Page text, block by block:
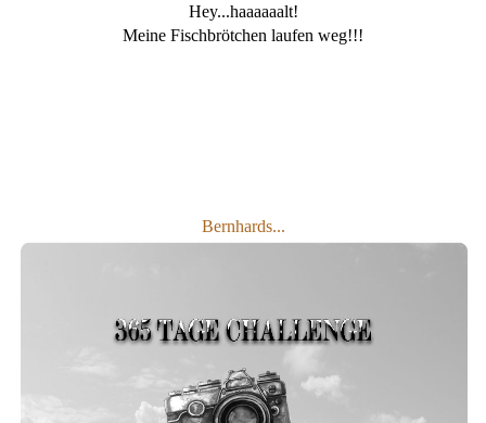
Hey...haaaaaalt!
Meine Fischbrötchen laufen weg!!!
Bernhards...